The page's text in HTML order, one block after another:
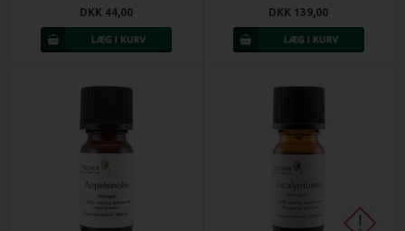
DKK 44,00 DKK 139,00